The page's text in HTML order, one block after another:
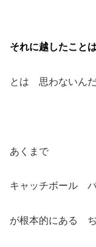
それに越したこと
とは 思わないんだ
あくまで
キャッチボール
が根本的にある